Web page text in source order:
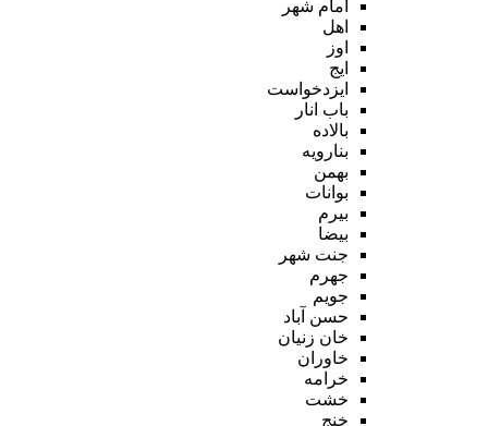
امام شهر
اهل
اوز
ایج
ایزدخواست
باب انار
بالاده
بنارویه
بهمن
بوانات
بیرم
بیضا
جنت شهر
جهرم
جویم
حسن آباد
خان زنیان
خاوران
خرامه
خشت
خنج